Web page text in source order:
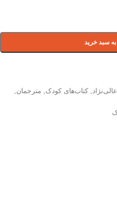
به سبد خرید
کتاب‌های کودک مترجمان